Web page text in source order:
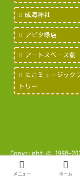
成海神社
アピタ緑店
アートスペース創
にこミュージック
トリー
Copyright © 1998-
メニュー ホーム